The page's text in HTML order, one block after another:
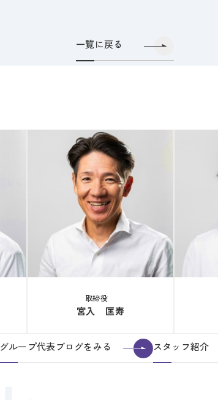
一覧に戻る
取締役
宮入 匡寿
グループ代表ブログをみる スタッフ紹介